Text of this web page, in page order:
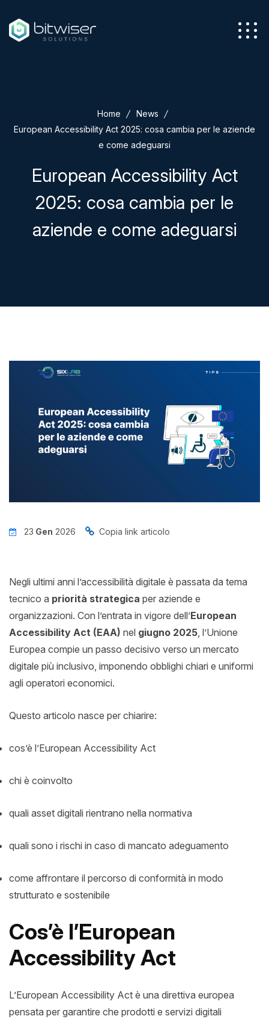
Contatti
Home
News
European Accessibility Act 2025: cosa cambia per le aziende
e come adeguarsi
European Accessibility Act
2025: cosa cambia per le
aziende e come adeguarsi
23 Gen 2026 Copia link articolo
Negli ultimi anni l’accessibilità digitale è passata da tema
tecnico a priorità strategica per aziende e
organizzazioni. Con l’entrata in vigore dell’European
Accessibility Act (EAA) nel giugno 2025, l’Unione
Europea compie un passo decisivo verso un mercato
digitale più inclusivo, imponendo obblighi chiari e uniformi
agli operatori economici.
Questo articolo nasce per chiarire:
cos’è l’European Accessibility Act
chi è coinvolto
quali asset digitali rientrano nella normativa
quali sono i rischi in caso di mancato adeguamento
come affrontare il percorso di conformità in modo
strutturato e sostenibile
Cos’è l’European
Accessibility Act
L’European Accessibility Act è una direttiva europea
pensata per garantire che prodotti e servizi digitali